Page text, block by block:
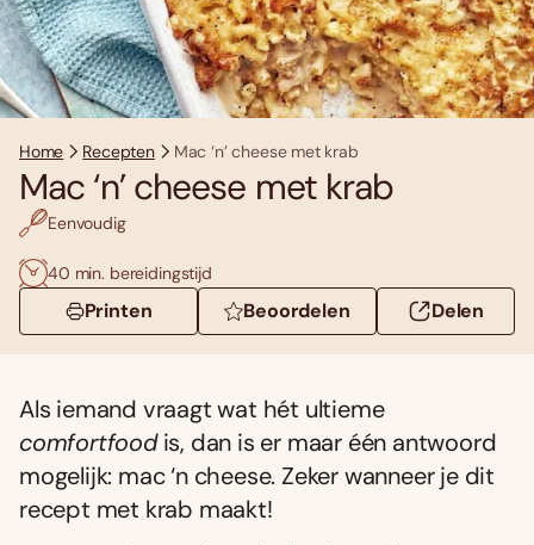
Home Recepten Mac ‘n’ cheese met krab
Mac ‘n’ cheese met krab
Eenvoudig
40 min. bereidingstijd
Printen Beoordelen Delen
Als iemand vraagt wat hét ultieme
comfortfoodis, dan is er maar één antwoord
mogelijk: mac ‘n cheese. Zeker wanneer je dit
recept met krab maakt!